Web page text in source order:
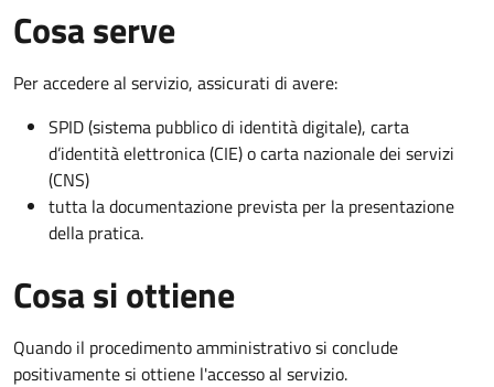
Cosa serve
Per accedere al servizio, assicurati di avere:
SPID (sistema pubblico di identità digitale), carta
d’identità elettronica (CIE) o carta nazionale dei servizi
(CNS)
tutta la documentazione prevista per la presentazione
della pratica.
Cosa si ottiene
Quando il procedimento amministrativo si conclude
positivamente si ottiene l'accesso al servizio.